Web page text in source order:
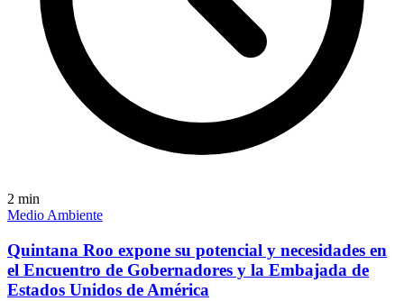
2 min
Medio Ambiente
Quintana Roo expone su potencial y necesidades en
el Encuentro de Gobernadores y la Embajada de
Estados Unidos de América